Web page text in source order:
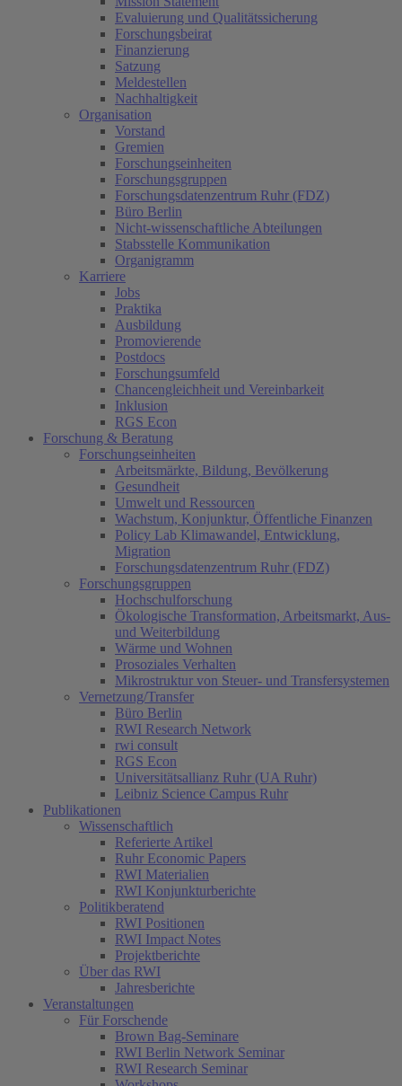
Evaluierung und Qualitätssicherung
Forschungsbeirat
Finanzierung
Satzung
Meldestellen
Nachhaltigkeit
Organisation
Vorstand
Gremien
Forschungseinheiten
Forschungsgruppen
Forschungsdatenzentrum Ruhr (FDZ)
Büro Berlin
Nicht-wissenschaftliche Abteilungen
Stabsstelle Kommunikation
Organigramm
Karriere
Jobs
Praktika
Ausbildung
Promovierende
Postdocs
Forschungsumfeld
Chancengleichheit und Vereinbarkeit
Inklusion
RGS Econ
Forschung & Beratung
Forschungseinheiten
Arbeitsmärkte, Bildung, Bevölkerung
Gesundheit
Umwelt und Ressourcen
Wachstum, Konjunktur, Öffentliche Finanzen
Policy Lab Klimawandel, Entwicklung,
Migration
Forschungsdatenzentrum Ruhr (FDZ)
Forschungsgruppen
Hochschulforschung
Ökologische Transformation, Arbeitsmarkt, Aus-
und Weiterbildung
Wärme und Wohnen
Prosoziales Verhalten
Mikrostruktur von Steuer- und Transfersystemen
Vernetzung/Transfer
Büro Berlin
RWI Research Network
rwi consult
RGS Econ
Universitätsallianz Ruhr (UA Ruhr)
Leibniz Science Campus Ruhr
Publikationen
Wissenschaftlich
Referierte Artikel
Ruhr Economic Papers
RWI Materialien
RWI Konjunkturberichte
Politikberatend
RWI Positionen
RWI Impact Notes
Projektberichte
Über das RWI
Jahresberichte
Veranstaltungen
Für Forschende
Brown Bag-Seminare
RWI Berlin Network Seminar
RWI Research Seminar